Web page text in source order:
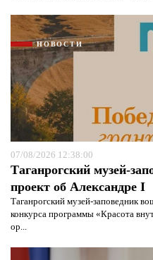
НОВОСТИ
07/08/2026 12:38:00
Таганрогский музей-
проект об Александре I
Таганрогский музей-заповедник
конкурса программы «Красота
ор...